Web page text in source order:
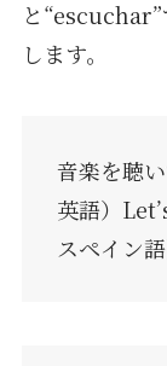
と
します。
音楽を聴
英語）
スペイン